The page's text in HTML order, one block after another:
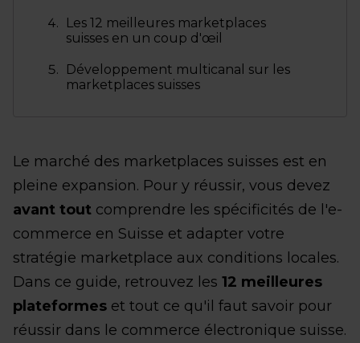
Les 12 meilleures marketplaces
suisses en un coup d'œil
Développement multicanal sur les
marketplaces suisses
Le marché des marketplaces suisses est en
pleine expansion. Pour y réussir, vous devez
avant tout comprendre les spécificités de l'e-
commerce en Suisse et adapter votre
stratégie marketplace aux conditions locales.
Dans ce guide, retrouvez les 12 meilleures
plateformes et tout ce qu'il faut savoir pour
réussir dans le commerce électronique suisse.